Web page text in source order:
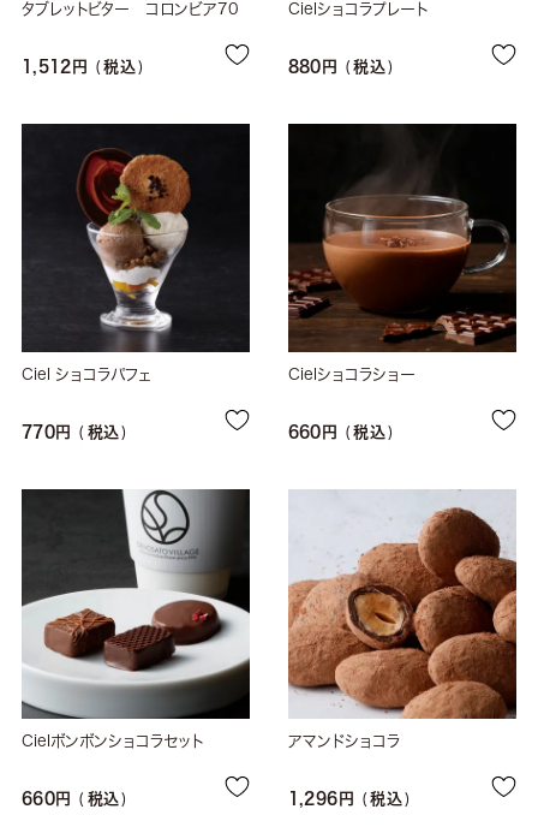
タブレットビター コロンビア70
1,512 税込
Cielショコラプレート
880 税込
Ciel ショコラパフェ
770 税込
Cielショコラショー
660 税込
Cielボンボンショコラセット
660 税込
アマンドショコラ
1,296 税込